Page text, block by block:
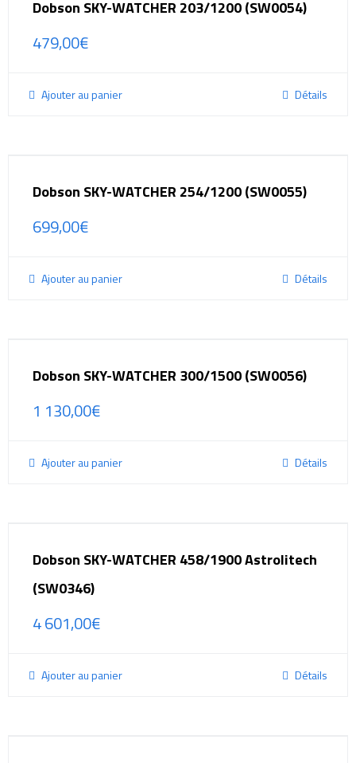
Dobson SKY-WATCHER 203/1200 (SW0054)
479,00€
Ajouter au panier Détails
Dobson SKY-WATCHER 254/1200 (SW0055)
699,00€
Ajouter au panier Détails
Dobson SKY-WATCHER 300/1500 (SW0056)
1 130,00€
Ajouter au panier Détails
Dobson SKY-WATCHER 458/1900 Astrolitech
(SW0346)
4 601,00€
Ajouter au panier Détails